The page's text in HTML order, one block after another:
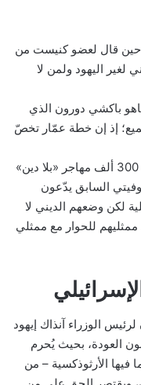
أثار عمّار ضجة إعلامية في سبتمبر 2005 حين قال لعضو كنيست من
اليهود ولمن لا
باكشي دورون الذي
للجميع؛ إذ إن خطة عمّار تخصّ
قال إن اقتراحه يهدف إلى حل مشكلة نحو 300 ألف مهاجر «بلا دين»
السابق يدّعون
لكن وضعهم الديني لا
ممثليهم للحوار مع ممثلي
لرئيس الوزراء آنذاك إيهود
العودة، بحيث يُحرم
فيها الأرثوذكسية – من